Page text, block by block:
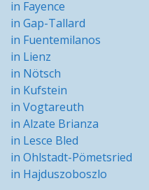
in Fayence
in Gap-Tallard
in Fuentemilanos
in Lienz
in Nötsch
in Kufstein
in Vogtareuth
in Alzate Brianza
in Lesce Bled
in Ohlstadt-Pömetsried
in Hajduszoboszlo